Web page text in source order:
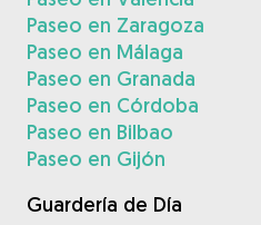
Paseo en Zaragoza
Paseo en Málaga
Paseo en Granada
Paseo en Córdoba
Paseo en Bilbao
Paseo en Gijón
Guardería de Día